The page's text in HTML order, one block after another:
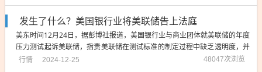
发生了什么？美国银行业将美联储告上法庭
美东时间12月24日，据彭博社报道，美国银行业与商业团体就美联储的年度
压力测试起诉美联储，指责美联储在测试标准的制定过程中缺乏透明度，并
影响了银行资本的稳定性和金融服务的成本。具体而言，包括银行政策研究
行情 2024-12-25 48047次浏览